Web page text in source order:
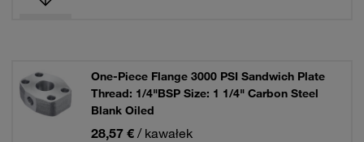
One-Piece Flange 3000 PSI Sandwich Plate
Thread: 1/4"BSP Size: 1 1/4" Carbon Steel
Blank Oiled
28,57 € / kawałek